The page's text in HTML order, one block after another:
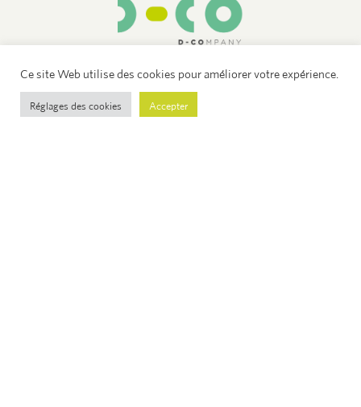
1, rue de l’innovation
Zone ParcLuxite
Ce site Web utilise des cookies pour améliorer votre expérience.
Réglages des cookies Accepter